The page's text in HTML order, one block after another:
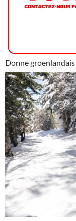
Donne groenlandais